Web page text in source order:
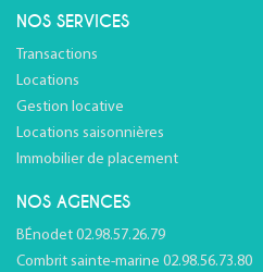
NOS SERVICES
Transactions
Locations
Gestion locative
Locations saisonnières
Immobilier de placement
NOS AGENCES
BÉnodet 02.98.57.26.79
Combrit sainte-marine 02.98.56.73.80